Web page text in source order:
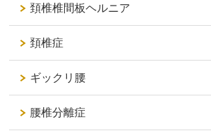
頚椎椎間板ヘルニア
頚椎症
ギックリ腰
腰椎分離症